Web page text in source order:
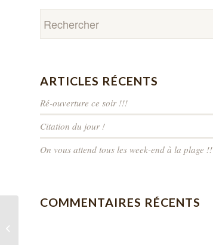
ARTICLES RÉCENTS
Ré-ouverture ce soir !!!
Citation du jour !
On vous attend tous les week-end à la plage !!
COMMENTAIRES RÉCENTS